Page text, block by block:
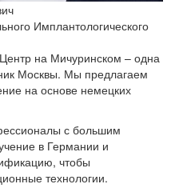
Имплантологического
на Мичуринском – одна
Москвы. Мы предлагаем
на основе немецких
с большим
в Германии и
чтобы
технологии.